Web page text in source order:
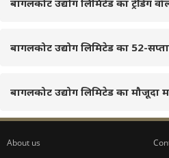
बागलकोट उद्योग लिमिटेड का 52-
बागलकोट उद्योग लिमिटेड का मौजूदा
About us